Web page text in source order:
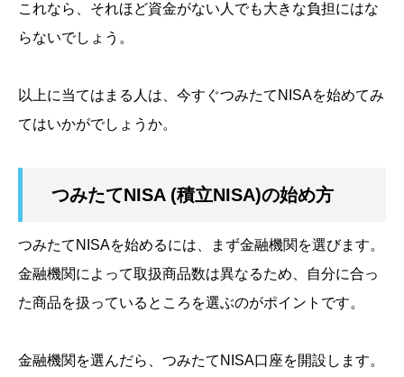
これなら、それほど資金がない人でも大きな負担にはな
らないでしょう。
以上に当てはまる人は、今すぐつみたてNISAを始めてみ
てはいかがでしょうか。
つみたてNISA (積立NISA)の始め方
つみたてNISAを始めるには、まず金融機関を選びます。
金融機関によって取扱商品数は異なるため、自分に合っ
た商品を扱っているところを選ぶのがポイントです。
金融機関を選んだら、つみたてNISA口座を開設します。